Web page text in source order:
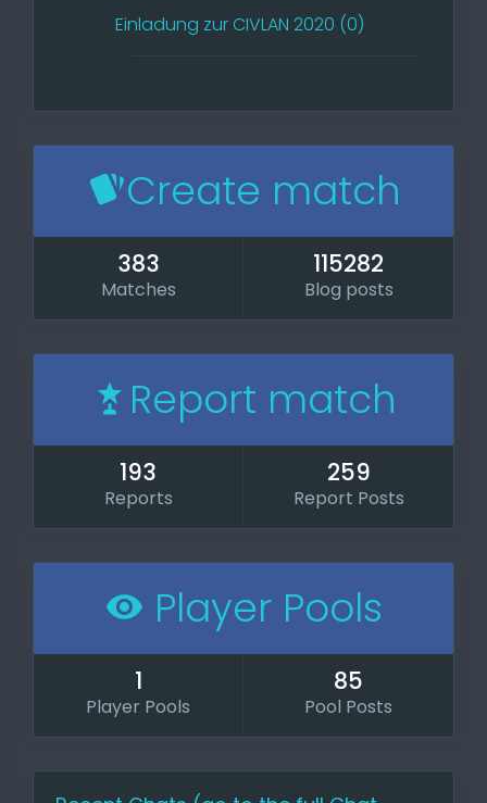
Einladung zur CIVLAN 2020 (0)
Create match
383
Matches
115282
Blog posts
Report match
193
Reports
259
Report Posts
Player Pools
1
Player Pools
85
Pool Posts